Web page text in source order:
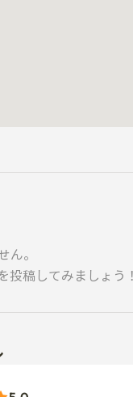
ん。
投稿してみましょう